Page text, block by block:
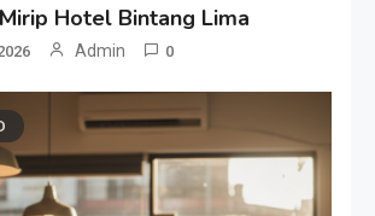
Hotel Bintang Lima
Admin 0